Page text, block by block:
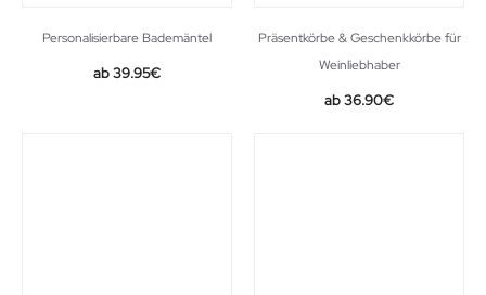
Personalisierbare Bademäntel
39.95€
Präsentkörbe & Geschenkkörbe für
Weinliebhaber
36.90€